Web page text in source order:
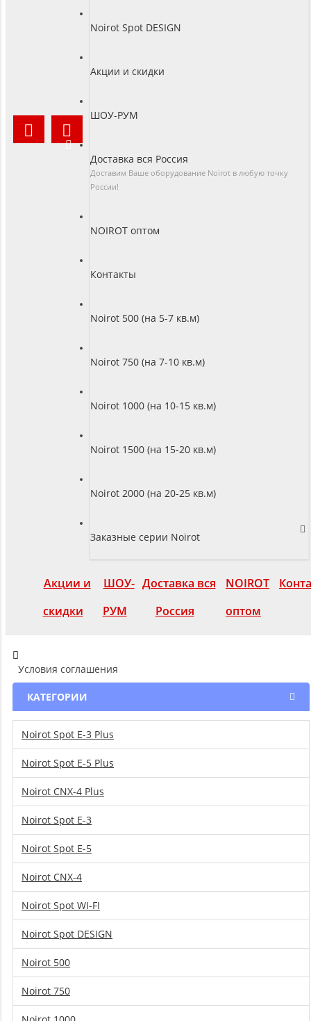
Noirot Spot DESIGN
Акции и скидки
ШОУ-РУМ
Доставка вся Россия
Доставим Ваше оборудование Noirot в любую точку
России!
NOIROT оптом
Контакты
Noirot 500 (на 5-7 кв.м)
Noirot 750 (на 7-10 кв.м)
Noirot 1000 (на 10-15 кв.м)
Noirot 1500 (на 15-20 кв.м)
Noirot 2000 (на 20-25 кв.м)
Заказные серии Noirot
Акции и
скидки
ШОУ-
РУМ
Доставка вся
Россия
NOIROT
оптом
Условия соглашения
КАТЕГОРИИ
Noirot Spot E-3 Plus
Noirot Spot E-5 Plus
Noirot CNX-4 Plus
Noirot Spot E-3
Noirot Spot E-5
Noirot CNX-4
Noirot Spot WI-FI
Noirot Spot DESIGN
Noirot 500
Noirot 750